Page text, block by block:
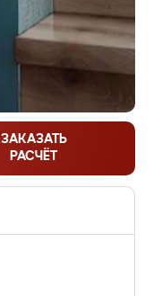
ЗАКАЗАТЬ
РАСЧЁТ